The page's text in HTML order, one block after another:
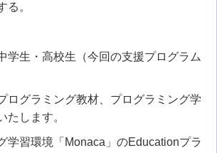
る。
学生・高校生（今回の支援プログラム
ログラミング教材、プログラミング学
たします。
学習環境「Monaca」のEducationプラ